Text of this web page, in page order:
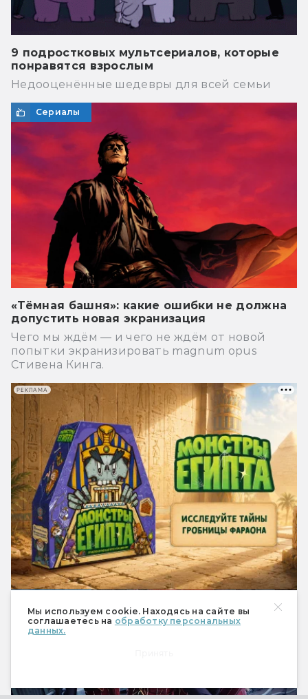
Мы используем cookie. Находясь на сайте вы
соглашаетесь на обработку персональных
данных.
9 подростковых мультсериалов, которые
понравятся взрослым
Недооценённые шедевры для всей семьи
Сериалы
«Тёмная башня»: какие ошибки не должна
допустить новая экранизация
Чего мы ждём — и чего не ждём от новой
попытки экранизировать magnum opus
Стивена Кинга.
РЕКЛАМА